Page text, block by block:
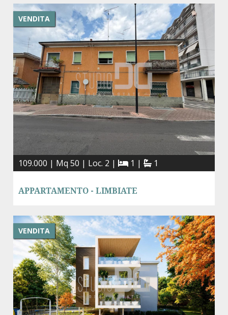
VENDITA
109.000 | Mq 50 | Loc. 2 | 1 | 1
APPARTAMENTO - LIMBIATE
VENDITA